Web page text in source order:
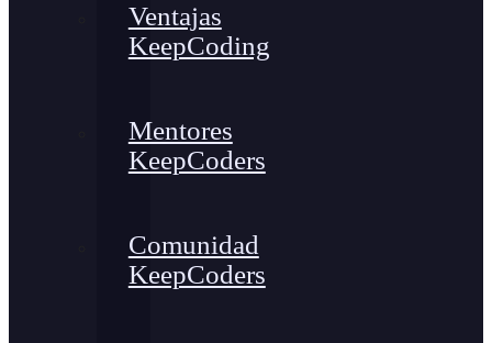
Ventajas
KeepCoding
Mentores
KeepCoders
Comunidad
KeepCoders